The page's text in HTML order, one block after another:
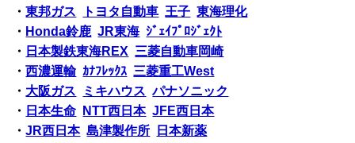
・東邦ガス トヨタ自動車 王子 東海理化
・ Honda鈴鹿 JR東海 ｼﾞｪｲﾌﾟﾛｼﾞｪｸﾄ
・ 日本製鉄東海REX 三菱自動車岡崎
・西濃運輸 ｶﾅﾌﾚｯｸｽ 三菱重工West
・ 大阪ガス ミキハウス パナソニック
・ 日本生命 NTT西日本 JFE西日本
・JR西日本 島津製作所
日本新薬